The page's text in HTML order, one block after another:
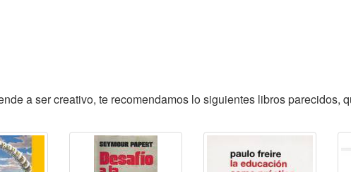
a ser creativo, te recomendamos lo siguientes libros parecidos,